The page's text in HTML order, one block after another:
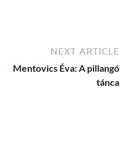
NEXT ARTICLE
Mentovics Éva: A pillangó
tánca